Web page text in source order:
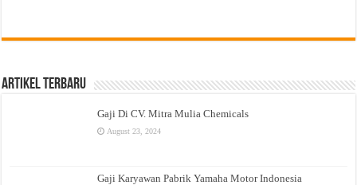
Artikel Terbaru
Gaji Di CV. Mitra Mulia Chemicals
August 23, 2024
Gaji Karyawan Pabrik Yamaha Motor Indonesia